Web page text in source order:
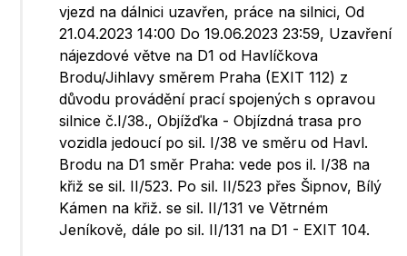
vjezd na dálnici uzavřen, práce na silnici, Od
21.04.2023 14:00 Do 19.06.2023 23:59, Uzavření
nájezdové větve na D1 od Havlíčkova
Brodu/Jihlavy směrem Praha (EXIT 112) z
důvodu provádění prací spojených s opravou
silnice č.I/38., Objížďka - Objízdná trasa pro
vozidla jedoucí po sil. I/38 ve směru od Havl.
Brodu na D1 směr Praha: vede pos il. I/38 na
křiž se sil. II/523. Po sil. II/523 přes Šipnov, Bílý
Kámen na křiž. se sil. II/131 ve Větrném
Jeníkově, dále po sil. II/131 na D1 - EXIT 104.